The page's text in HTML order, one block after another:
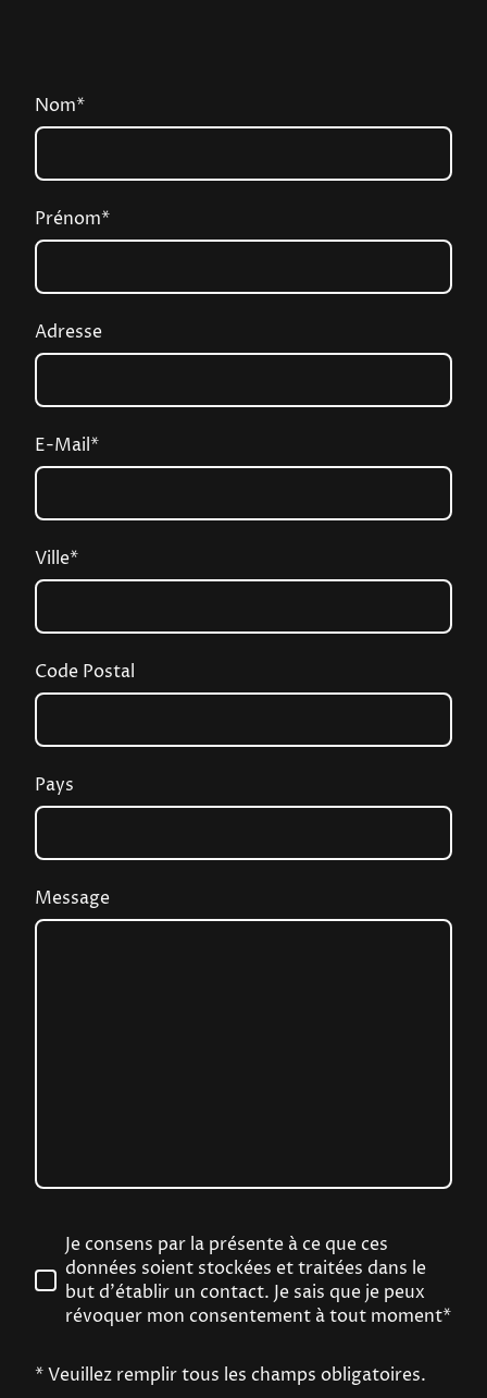
Nom*
Prénom*
Adresse
E-Mail*
Ville*
Code Postal
Pays
Message
Je consens par la présente à ce que ces
données soient stockées et traitées dans le
but d'établir un contact. Je sais que je peux
révoquer mon consentement à tout moment*
* Veuillez remplir tous les champs obligatoires.